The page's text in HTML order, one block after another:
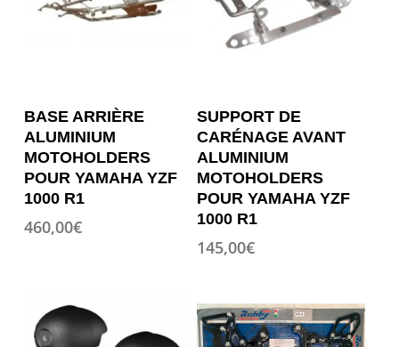
OPTION
produit
a
plusieurs
variations.
options
choisies
sur
BASE ARRIÈRE
ALUMINIUM
MOTOHOLDERS
POUR YAMAHA YZF
1000 R1
460,00€
OPTION
produit
a
plusieurs
variations.
Les
options
choisies
sur
SUPPORT DE
CARÉNAGE AVANT
ALUMINIUM
MOTOHOLDERS
POUR YAMAHA YZF
1000 R1
145,00€